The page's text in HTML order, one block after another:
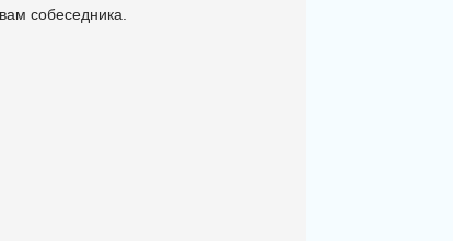
собеседника.